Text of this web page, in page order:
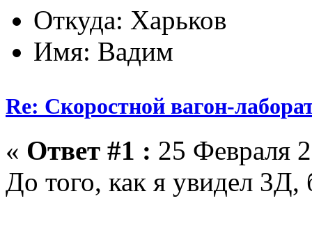
Откуда: Харьков
Имя: Вадим
Re: Скоростной вагон-
« Ответ #1 : 25 Февраля
До того, как я увидел